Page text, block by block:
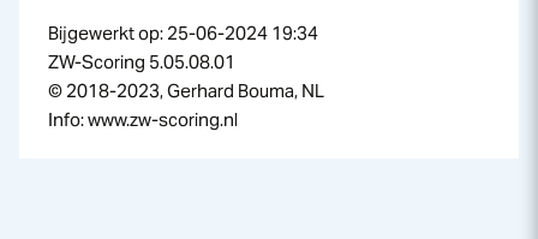
Bijgewerkt op: 25-06-2024 19:34
ZW-Scoring 5.05.08.01
© 2018-2023, Gerhard Bouma, NL
Info: www.zw-scoring.nl